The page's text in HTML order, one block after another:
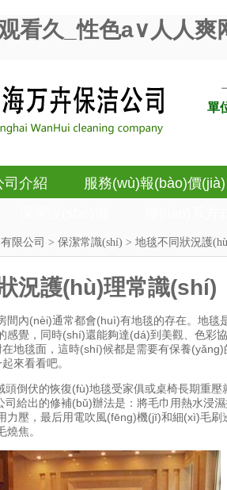
看久_性色a∨人人
單
司介紹 服務(wù)報(bào)價(jià)
限公司 > 保潔常識(shí) > 地毯不同狀況護
況護(hù)理常識(shí)
(nèi)通常都會(huì)有地毯的存在。地毯是比
覺，同時(shí)還能夠達(dá)到美觀、
附在地毯面，這時(shí)候都是需要有保養
看看吧。
絨頭倒伏的恢復(fù)地毯受家俱或桌椅長期重
公司給出的修補(bǔ)辦法是：將毛巾用熱水浸濕
壓，最后用電吹風(fēng)機(jī)和細(xì)毛
。